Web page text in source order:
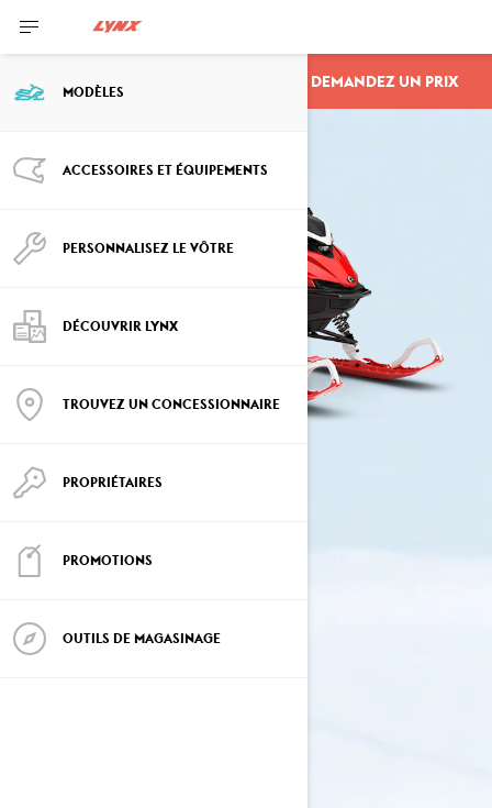
MODÈLES
ACCESSOIRES ET ÉQUIPEMENTS
PERSONNALISEZ LE VÔTRE
DÉCOUVRIR LYNX
TROUVEZ UN CONCESSIONNAIRE
PROPRIÉTAIRES
PROMOTIONS
OUTILS DE MAGASINAGE
SHREDDER DEMANDEZ UN PRIX